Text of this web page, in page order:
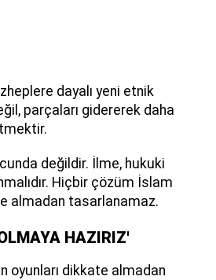
dayalı yeni etnik
parçaları gidererek daha
değildir. İlme, hukuki
Hiçbir çözüm İslam
almadan tasarlanamaz.
HAZIRIZ'
oyunları dikkate almadan